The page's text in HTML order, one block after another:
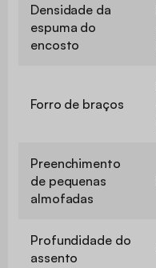
Densidade da
espuma do
encosto
Forro de braços
Preenchimento
de pequenas
almofadas
Profundidade do
assento